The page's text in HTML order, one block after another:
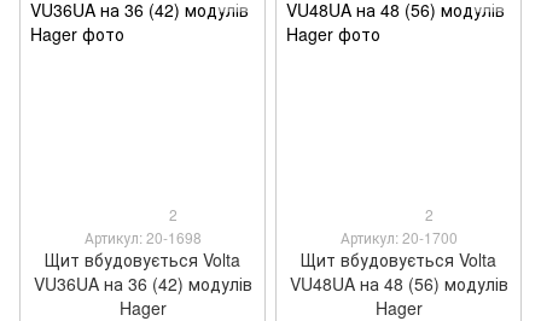
2
Артикул: 20-1698
Щит вбудовується Volta
VU36UA на 36 (42) модулів
Hager
2
Артикул: 20-1700
Щит вбудовується Volta
VU48UA на 48 (56) модулів
Hager